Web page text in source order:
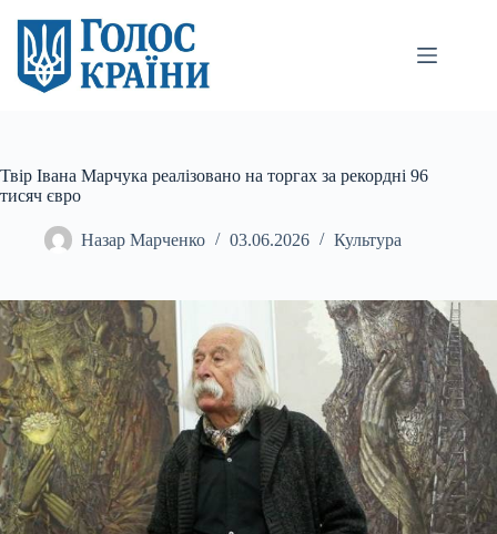
вмісту
Твір Івана Марчука реалізовано на торгах за рекордні 96
тисяч євро
Назар Марченко 03.06.2026 Культура